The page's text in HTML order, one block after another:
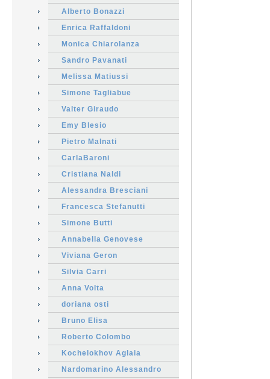
Alberto Bonazzi
Enrica Raffaldoni
Monica Chiarolanza
Sandro Pavanati
Melissa Matiussi
Simone Tagliabue
Valter Giraudo
Emy Blesio
Pietro Malnati
CarlaBaroni
Cristiana Naldi
Alessandra Bresciani
Francesca Stefanutti
Simone Butti
Annabella Genovese
Viviana Geron
Silvia Carri
Anna Volta
doriana osti
Bruno Elisa
Roberto Colombo
Kochelokhov Aglaia
Nardomarino Alessandro